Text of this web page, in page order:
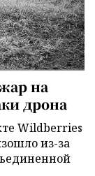
на
дрона
Wildberries
из-за